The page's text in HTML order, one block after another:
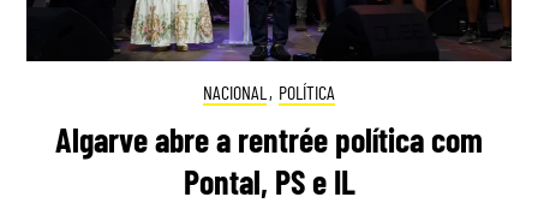
NACIONAL , POLÍTICA
Algarve abre a rentrée política com
Pontal, PS e IL